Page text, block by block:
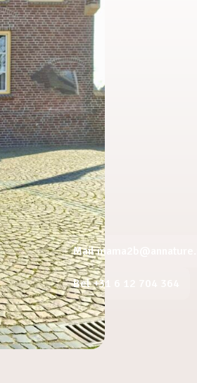
Mail
Bel +31 6 12 704 364